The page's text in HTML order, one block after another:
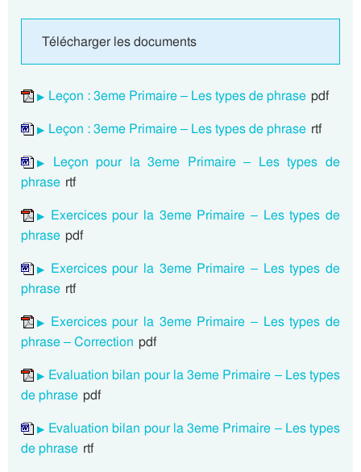
Télécharger les documents
Leçon : 3eme Primaire – Les types de phrase pdf
Leçon : 3eme Primaire – Les types de phrase rtf
Leçon pour la 3eme Primaire – Les types de
phrase rtf
Exercices pour la 3eme Primaire – Les types de
phrase pdf
Exercices pour la 3eme Primaire – Les types de
phrase rtf
Exercices pour la 3eme Primaire – Les types de
phrase – Correction pdf
Evaluation bilan pour la 3eme Primaire – Les types
de phrase pdf
Evaluation bilan pour la 3eme Primaire – Les types
de phrase rtf